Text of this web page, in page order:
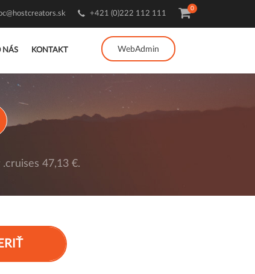
NÁS KONTAKT WebAdmin
+421 (0)222 112 111
0
47,13 €.